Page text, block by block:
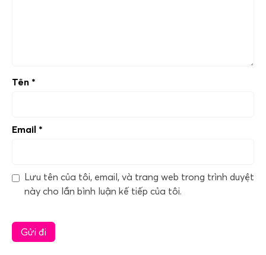
Tên *
Email *
Lưu tên của tôi, email, và trang web trong trình duyệt
này cho lần bình luận kế tiếp của tôi.